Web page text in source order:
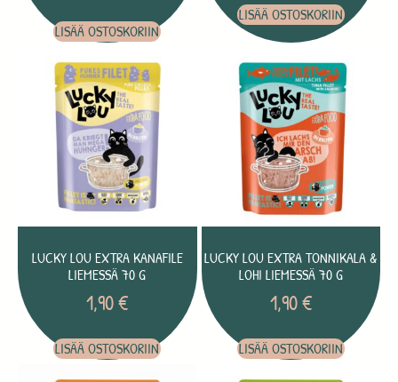
LISÄÄ OSTOSKORIIN
LISÄÄ OSTOSKORIIN
LUCKY LOU EXTRA KANAFILE
LIEMESSÄ 70 G
1,90€
LISÄÄ OSTOSKORIIN
LUCKY LOU EXTRA TONNIKALA &
LOHI LIEMESSÄ 70 G
1,90€
LISÄÄ OSTOSKORIIN